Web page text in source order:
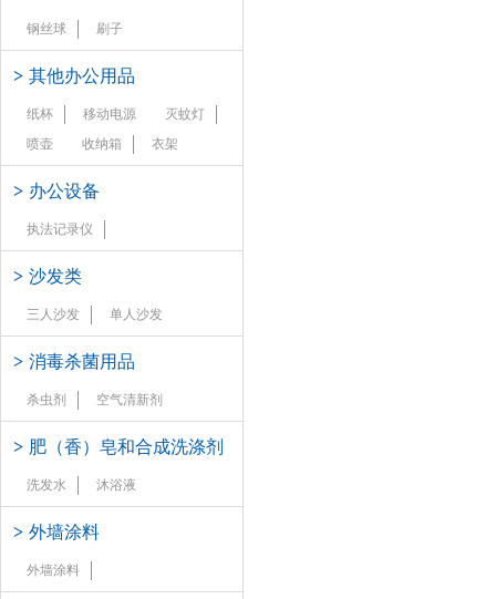
钢丝球 刷子
> 其他办公用品
纸杯 移动电源
灭蚊灯
喷壶
收纳箱 衣架
> 办公设备
执法记录仪
> 沙发类
三人沙发 单人沙发
> 消毒杀菌用品
杀虫剂 空气清新剂
> 肥（香）皂和合成洗涤剂
洗发水 沐浴液
> 外墙涂料
外墙涂料